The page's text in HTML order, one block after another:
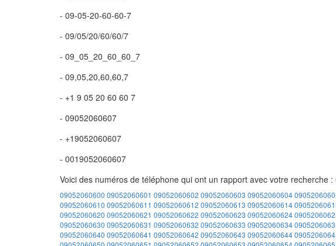
- 09-05-20-60-60-7
- 09/05/20/60/60/7
- 09_05_20_60_60_7
- 09,05,20,60,60,7
- +1 9 05 20 60 60 7
- 09052060607
- +19052060607
- 0019052060607
Voici des numéros de téléphone qui ont un rapport avec votre recherche
09052060600 09052060601 09052060602 09052060603 09052060604
09052060610 09052060611 09052060612 09052060613 09052060614
09052060620 09052060621 09052060622 09052060623 09052060624
09052060630 09052060631 09052060632 09052060633 09052060634
09052060640 09052060641 09052060642 09052060643 09052060644